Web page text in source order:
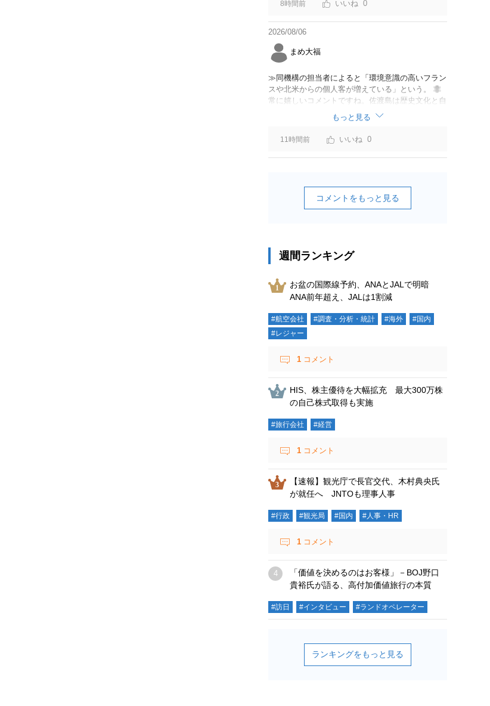
ルで分かりやすいかも。どんどん料金が細分化され
て面倒です。
8時間前 0
2026/08/06
まめ大福
≫同機構の担当者によると「環境意識の高いフラン
スや北米からの個人客が増えている」という。 非
常に嬉しいコメントですね。佐渡島は歴史文化と自
然が相まっての土地となっているので、個人的には
環境意識の低い人は来ないでほしいです。「金がと
れるんじゃないか」と勝手に穴掘ったりしそうな国
の人は来ないでほしいですね。
もっと見る
11時間前 0
コメントをもっと見る
週間ランキング
お盆の国際線予約、ANAとJALで明暗
ANA前年超え、JALは1割減
#航空会社 #調査・分析・統計 #海外
#国内
#レジャー
1 コメント
HIS、株主優待を大幅拡充 最大300万株
の自己株式取得も実施
#旅行会社 #経営
1 コメント
【速報】観光庁で長官交代、木村典央氏
が就任へ JNTOも理事人事
#行政 #観光局 #国内 #人事・HR
1 コメント
「価値を決めるのはお客様」－BOJ野口
貴裕氏が語る、高付加価値旅行の本質
#訪日 #インタビュー #ランドオペレーター